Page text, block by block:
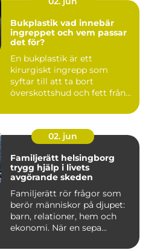
Bukplastik vad innebär
ingreppet och vem passar
det för?
En bukplastik är ett
kirurgiskt ingrepp som
syftar till att ta bort
överskottshud och fett från
02. jun
Familjerätt helsingborg
trygg hjälp i livets
avgörande skeden
Familjerätt rör frågor som
berör människor på djupet:
barn, relationer, hem och
ekonomi. När en sepa...